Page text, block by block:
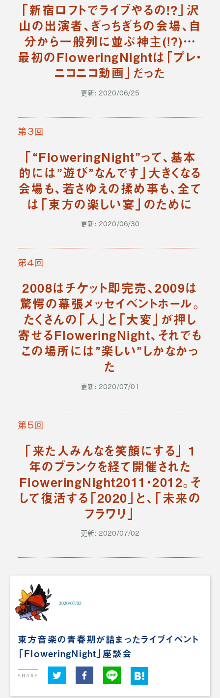
「新宿ロフトでライブやるの!?」沢
山の出演者、ぎっちぎちの会場、自
分から一般列に並ぶ神主(!?)…
最初のFloweringNightは「プレ・
ニコニコ動画」だった
更新: 2020/06/25
第３回
「“FloweringNight”って、基本
的には”遊び”なんです」大きくなる
会場も、若さゆえの揉め事も、全て
は「東方の楽しい宴」のために
更新: 2020/06/30
第４回
2008はチケット即完売、2009は
驚愕の幕張メッセイベントホール。
たくさんの「人」と「大変」が押し
寄せるFloweringNight、それでも
この場所には”楽しい”しかなかっ
た
更新: 2020/07/01
第５回
「来た人みんなを笑顔にする」 1
年のブランクを経て開催された
FloweringNight2011・2012。そ
して復活する「2020」と、「未来の
フラワリ」
更新: 2020/07/02
2020/07/02
東方音楽の青春期が詰まったライブイベント
「FloweringNight」座談会
SHARE